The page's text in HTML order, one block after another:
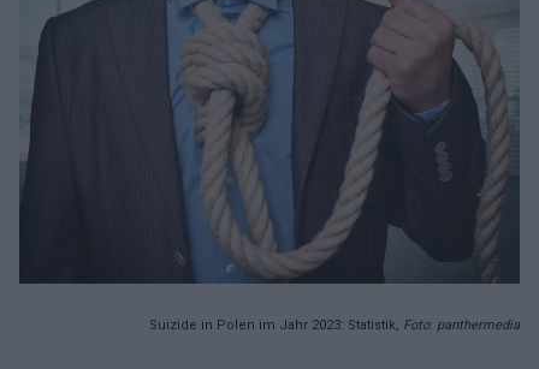
Suizide in Polen im Jahr 2023: Statistik, Foto: panthermedia